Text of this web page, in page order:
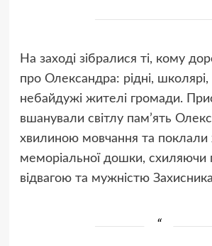
На заході зібралися ті, кому
про Олександра: рідні, школярі,
небайдужі жителі громади.
вшанували світлу пам’ять
хвилиною мовчання та поклали
меморіальної дошки, схиляючи
відвагою та мужністю